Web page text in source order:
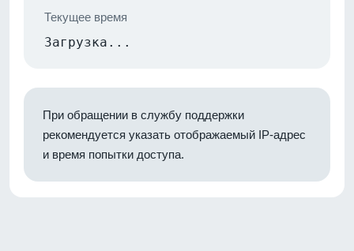
Текущее время
Загрузка...
При обращении в службу поддержки
рекомендуется указать отображаемый IP-адрес
и время попытки доступа.